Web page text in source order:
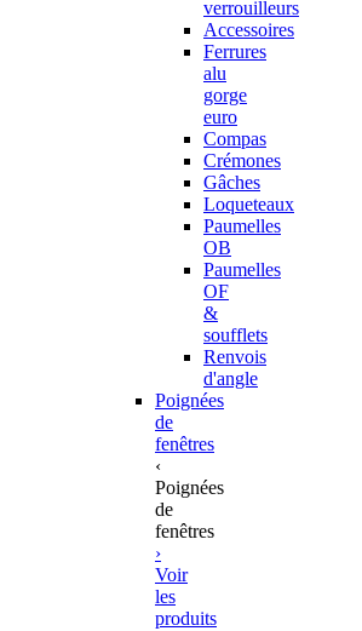
verrouilleurs
Accessoires
Ferrures
alu
gorge
euro
Compas
Crémones
Gâches
Loqueteaux
Paumelles
OB
Paumelles
OF
&
soufflets
Renvois
d'angle
Poignées
de
fenêtres
‹
Poignées
de
fenêtres
›
Voir
les
produits